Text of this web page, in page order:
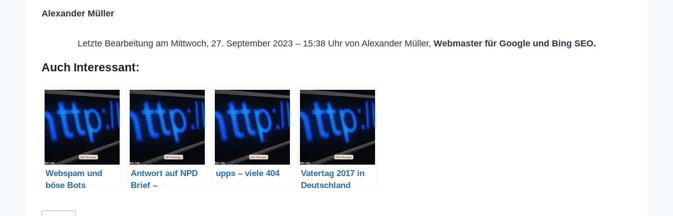
Alexander Müller
Letzte Bearbeitung am Mittwoch, 27. September 2023 – 15:38 Uhr von Alexander Müller, Webmaster für Google und Bing SEO.
Auch Interessant:
Webspam und
böse Bots
Joomla
Antwort auf NPD
Brief –
upps – viele 404
Vatertag 2017 in
Deutschland
Schlagworte: